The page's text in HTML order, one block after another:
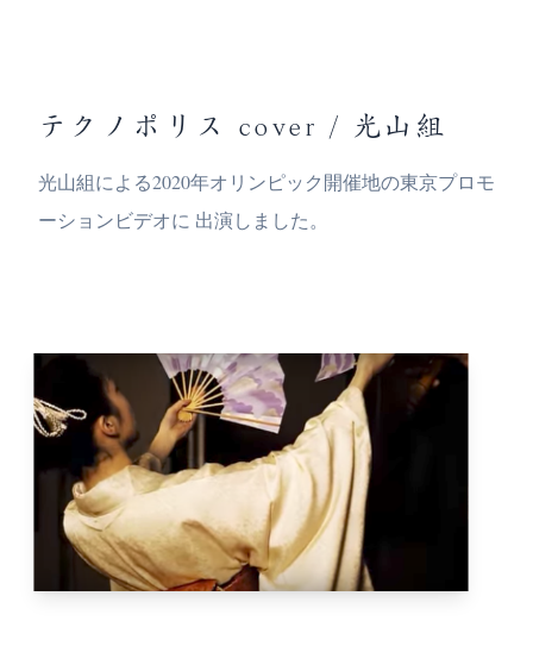
テクノポリス cover / 光山組
光山組による2020年オリンピック開催地の東京プロモ
ーションビデオに 出演しました。